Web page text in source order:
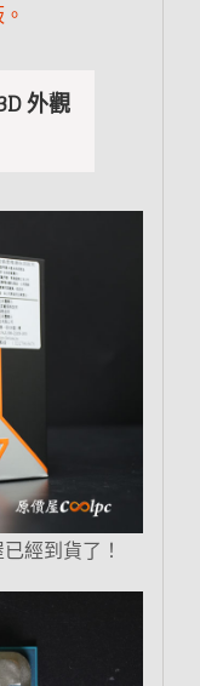
外觀
經到貨了！